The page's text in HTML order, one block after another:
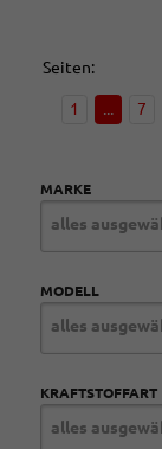
Seiten:
1 ... 7
MARKE
alles
MODELL
alles
KRAFTSTOFFART
alles